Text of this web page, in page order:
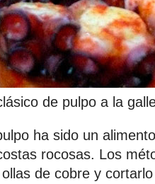
de pulpo a la
ha sido un
rocosas. Los
de cobre y